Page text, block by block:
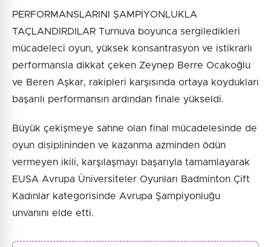
PERFORMANSLARINI ŞAMPİYONLUKLA
TAÇLANDIRDILAR Turnuva boyunca sergiledikleri
mücadeleci oyun, yüksek konsantrasyon ve istikrarlı
performansla dikkat çeken Zeynep Berre Ocakoğlu
ve Beren Aşkar, rakipleri karşısında ortaya koydukları
başarılı performansın ardından finale yükseldi.
Büyük çekişmeye sahne olan final mücadelesinde de
oyun disiplininden ve kazanma azminden ödün
vermeyen ikili, karşılaşmayı başarıyla tamamlayarak
EUSA Avrupa Üniversiteler Oyunları Badminton Çift
Kadınlar kategorisinde Avrupa Şampiyonluğu
unvanını elde etti.